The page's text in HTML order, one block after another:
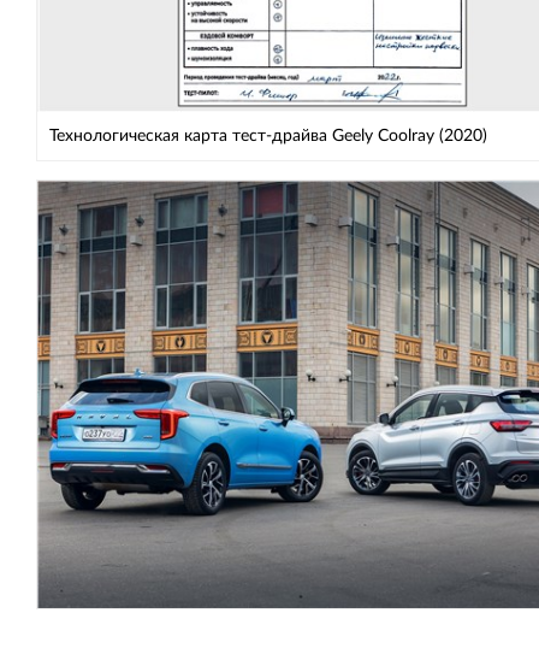
Технологическая карта тест-драйва Geely Coolray (2020)